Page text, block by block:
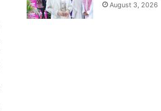
August 3, 2026